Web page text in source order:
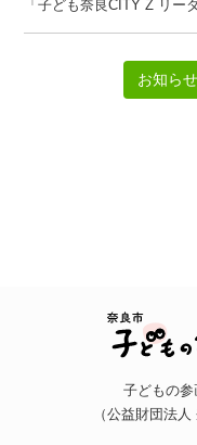
「子ども奈良CITY Z リー
お知ら
子どもの
（公益財団法